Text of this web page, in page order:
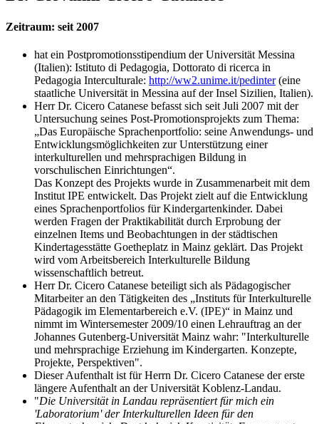
Zeitraum: seit 2007
hat ein Postpromotionsstipendium der Universität Messina
(Italien): Istituto di Pedagogia, Dottorato di ricerca in
Pedagogia Interculturale: http://ww2.unime.it/pedinter(eine
staatliche Universität in Messina auf der Insel Sizilien, Italien).
Herr Dr. Cicero Catanese befasst sich seit Juli 2007 mit der
Untersuchung seines Post-Promotionsprojekts zum Thema:
„Das Europäische Sprachenportfolio: seine Anwendungs- und
Entwicklungsmöglichkeiten zur Unterstützung einer
interkulturellen und mehrsprachigen Bildung in
vorschulischen Einrichtungen“.
Das Konzept des Projekts wurde in Zusammenarbeit mit dem
Institut IPE entwickelt. Das Projekt zielt auf die Entwicklung
eines Sprachenportfolios für Kindergartenkinder. Dabei
werden Fragen der Praktikabilität durch Erprobung der
einzelnen Items und Beobachtungen in der städtischen
Kindertagesstätte Goetheplatz in Mainz geklärt. Das Projekt
wird vom Arbeitsbereich Interkulturelle Bildung
wissenschaftlich betreut.
Herr Dr. Cicero Catanese beteiligt sich als Pädagogischer
Mitarbeiter an den Tätigkeiten des „Instituts für Interkulturelle
Pädagogik im Elementarbereich e.V. (IPE)“ in Mainz und
nimmt im Wintersemester 2009/10 einen Lehrauftrag an der
Johannes Gutenberg-Universität Mainz wahr: "Interkulturelle
und mehrsprachige Erziehung im Kindergarten. Konzepte,
Projekte, Perspektiven".
Dieser Aufenthalt ist für Herrn Dr. Cicero Catanese der erste
längere Aufenthalt an der Universität Koblenz-Landau.
"Die Universität in Landau repräsentiert für mich ein
'Laboratorium' der Interkulturellen Ideen für den